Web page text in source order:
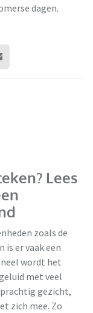
dagen.
Lees
zoals de
is er vaak een
wordt het
met veel
gezicht,
zich mee. Zo